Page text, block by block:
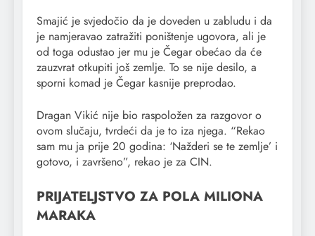
Smajić je svjedočio da je doveden u zabludu i da
je namjeravao zatražiti poništenje ugovora, ali je
od toga odustao jer mu je Čegar obećao da će
zauzvrat otkupiti još zemlje. To se nije desilo, a
sporni komad je Čegar kasnije preprodao.
Dragan Vikić nije bio raspoložen za razgovor o
ovom slučaju, tvrdeći da je to iza njega. “Rekao
sam mu ja prije 20 godina: ‘Nažderi se te zemlje’ i
gotovo, i završeno”, rekao je za CIN.
PRIJATELJSTVO ZA POLA MILIONA
MARAKA